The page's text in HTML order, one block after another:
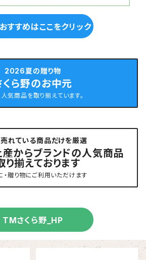
すすめはここをクリック
2026夏の贈り物
くら野のお中元
気商品を取り揃えています。
れている商品だけを厳選
からブランドの人気商品
り揃えております
・贈り物にご利用いただけます
TMさくら野_HP